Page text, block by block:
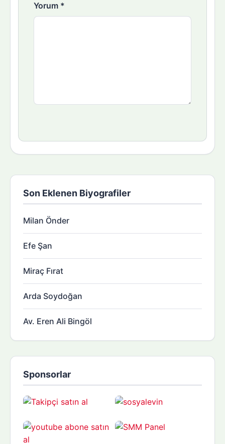
Yorum *
Son Eklenen Biyografiler
Milan Önder
Efe Şan
Miraç Fırat
Arda Soydoğan
Av. Eren Ali Bingöl
Sponsorlar